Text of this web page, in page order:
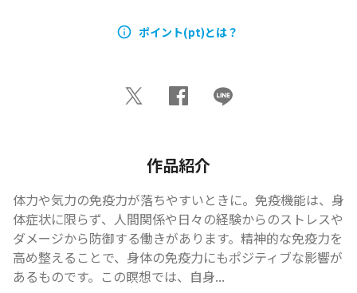
ポイント(pt)とは？
作品紹介
体力や気力の免疫力が落ちやすいときに。免疫機能は、身
体症状に限らず、人間関係や日々の経験からのストレスや
ダメージから防御する働きがあります。精神的な免疫力を
高め整えることで、身体の免疫力にもポジティブな影響が
あるものです。この瞑想では、自身...